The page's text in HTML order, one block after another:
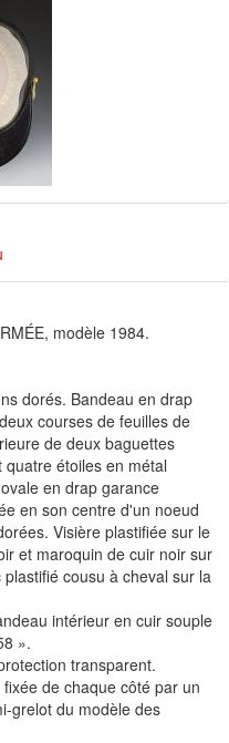
modèle 1984.
dorés. Bandeau en drap
courses de feuilles de
de deux baguettes
étoiles en métal
en drap garance
en son centre d'un noeud
Visière plastifiée sur le
et maroquin de cuir noir sur
cousu à cheval sur la
intérieur en cuir souple
».
transparent.
de chaque côté par un
grelot du modèle des